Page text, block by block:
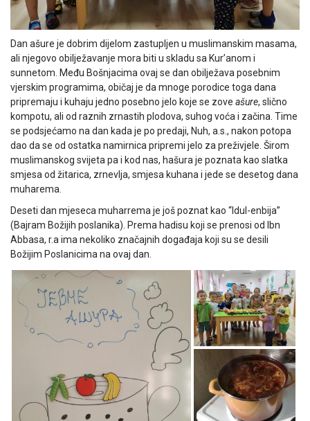
Dan ašure je dobrim dijelom zastupljen u muslimanskim masama,
ali njegovo obilježavanje mora biti u skladu sa Kur’anom i
sunnetom. Među Bošnjacima ovaj se dan obilježava posebnim
vjerskim programima, običaj je da mnoge porodice toga dana
pripremaju i kuhaju jedno posebno jelo koje se zove ašure, slično
kompotu, ali od raznih zrnastih plodova, suhog voća i začina. Time
se podsjećamo na dan kada je po predaji, Nuh, a.s., nakon potopa
dao da se od ostatka namirnica pripremi jelo za preživjele. Širom
muslimanskog svijeta pa i kod nas, hašura je poznata kao slatka
smjesa od žitarica, zrnevlja, smjesa kuhana i jede se desetog dana
muharema.
Deseti dan mjeseca muharrema je još poznat kao “Idul-enbija”
(Bajram Božijih poslanika). Prema hadisu koji se prenosi od Ibn
Abbasa, r.a ima nekoliko značajnih događaja koji su se desili
Božijim Poslanicima na ovaj dan.